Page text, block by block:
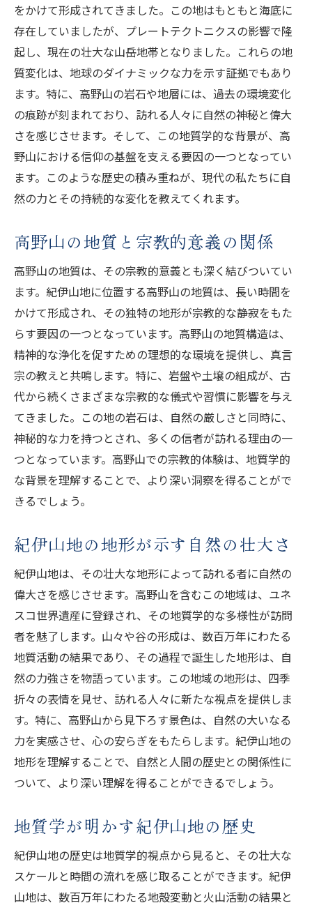
地質が語る紀伊山地の文化的意義
高野山の地質が示す自然の調和
歴史と自然が織りなす高野山の魅力
地質学から見る紀伊山地の調和
紀伊山地の中心から覗く高野山地質の奥深さ
高野山の地質に秘められた自然の力
地質が教える紀伊山地の中心的役割
高野山地質が示す大自然の深奥
地質学が解き明かす紀伊山地の魅力
地質観点から見る高野山の奥深さ
高野山の自然が教える地質変化の歴史と神秘
地質変化がもたらす自然の奇跡
高野山の自然が紡ぐ歴史の物語
地質と自然現象が交わる神秘
高野山の自然環境と地質学の視点
自然が語る地質の変遷と神秘
高野山の地質が示す自然のダイナミズム
世界遺産高野山が持つ地質的価値とその魅力
地質が支える高野山の世界遺産価値
高野山地質の魅力を探る
地質学的価値が作る訪れる価値
高野山の地質が持つ世界的意義
地質から見る高野山の文化的魅力
地質が示す高野山の持続可能性
高野山地質が示す紀伊山地の形成過程とその重
要性
地質学が解明する紀伊山地の形成
高野山の地質とその地形的意義
紀伊山地形成における高野山の役割
地質が示す紀伊山地の自然体験
形成過程が教える地質の重要性
高野山の地質的視点から見る紀伊山地
をかけて形成されてきました。この地はもともと海底に
存在していましたが、プレートテクトニクスの影響で隆
起し、現在の壮大な山岳地帯となりました。これらの地
質変化は、地球のダイナミックな力を示す証拠でもあり
ます。特に、高野山の岩石や地層には、過去の環境変化
の痕跡が刻まれており、訪れる人々に自然の神秘と偉大
さを感じさせます。そして、この地質学的な背景が、高
野山における信仰の基盤を支える要因の一つとなってい
ます。このような歴史の積み重ねが、現代の私たちに自
然の力とその持続的な変化を教えてくれます。
高野山の地質と宗教的意義の関係
高野山の地質は、その宗教的意義とも深く結びついてい
ます。紀伊山地に位置する高野山の地質は、長い時間を
かけて形成され、その独特の地形が宗教的な静寂をもた
らす要因の一つとなっています。高野山の地質構造は、
精神的な浄化を促すための理想的な環境を提供し、真言
宗の教えと共鳴します。特に、岩盤や土壌の組成が、古
代から続くさまざまな宗教的な儀式や習慣に影響を与え
てきました。この地の岩石は、自然の厳しさと同時に、
神秘的な力を持つとされ、多くの信者が訪れる理由の一
つとなっています。高野山での宗教的体験は、地質学的
な背景を理解することで、より深い洞察を得ることがで
きるでしょう。
紀伊山地の地形が示す自然の壮大さ
紀伊山地は、その壮大な地形によって訪れる者に自然の
偉大さを感じさせます。高野山を含むこの地域は、ユネ
スコ世界遺産に登録され、その地質学的な多様性が訪問
者を魅了します。山々や谷の形成は、数百万年にわたる
地質活動の結果であり、その過程で誕生した地形は、自
然の力強さを物語っています。この地域の地形は、四季
折々の表情を見せ、訪れる人々に新たな視点を提供しま
す。特に、高野山から見下ろす景色は、自然の大いなる
力を実感させ、心の安らぎをもたらします。紀伊山地の
地形を理解することで、自然と人間の歴史との関係性に
ついて、より深い理解を得ることができるでしょう。
地質学が明かす紀伊山地の歴史
紀伊山地の歴史は地質学的視点から見ると、その壮大な
スケールと時間の流れを感じ取ることができます。紀伊
山地は、数百万年にわたる地殻変動と火山活動の結果と